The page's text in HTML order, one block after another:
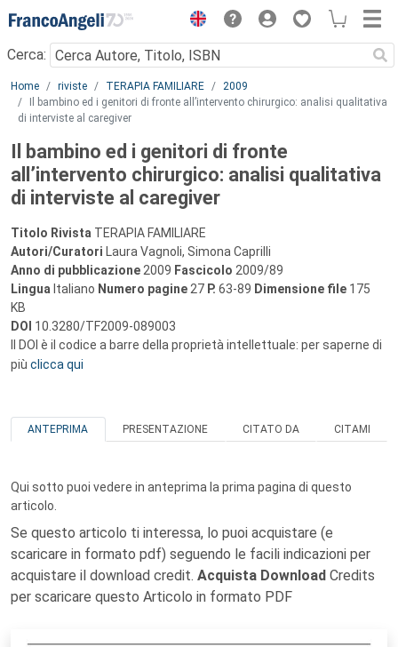
Menu
Cerca:
Main content
Home riviste TERAPIA FAMILIARE
2009
Il bambino ed i genitori di fronte all’intervento chirurgico: analisi qualitativa
di interviste al caregiver
Il bambino ed i genitori di fronte
all’intervento chirurgico: analisi qualitativa
di interviste al caregiver
Titolo Rivista TERAPIA FAMILIARE
Autori/Curatori Laura Vagnoli, Simona Caprilli
Anno di pubblicazione 2009 Fascicolo 2009/89
Lingua Italiano Numero pagine 27 P. 63-89 Dimensione file 175
KB
DOI 10.3280/TF2009-089003
Il DOI è il codice a barre della proprietà intellettuale: per saperne di
più clicca qui
ANTEPRIMA PRESENTAZIONE CITATO DA CITAMI
Qui sotto puoi vedere in anteprima la prima pagina di questo
articolo.
Se questo articolo ti interessa, lo puoi acquistare (e
scaricare in formato pdf) seguendo le facili indicazioni per
acquistare il download credit. Acquista Download Credits
per scaricare questo Articolo in formato PDF